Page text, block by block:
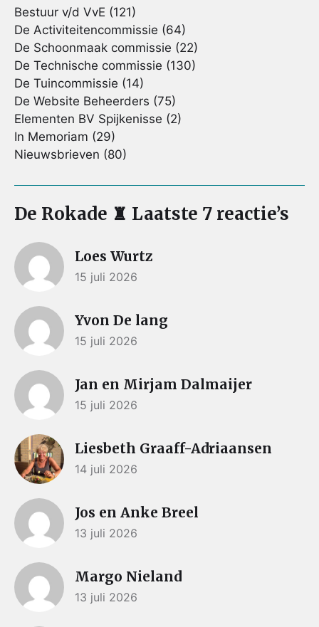
Bestuur v/d VvE (121)
De Activiteitencommissie (64)
De Schoonmaak commissie (22)
De Technische commissie (130)
De Tuincommissie (14)
De Website Beheerders (75)
Elementen BV Spijkenisse (2)
In Memoriam (29)
Nieuwsbrieven (80)
De Rokade ♜ Laatste 7 reactie’s
Loes Wurtz
15 juli 2026
Yvon De lang
15 juli 2026
Jan en Mirjam Dalmaijer
15 juli 2026
Liesbeth Graaff-Adriaansen
14 juli 2026
Jos en Anke Breel
13 juli 2026
Margo Nieland
13 juli 2026